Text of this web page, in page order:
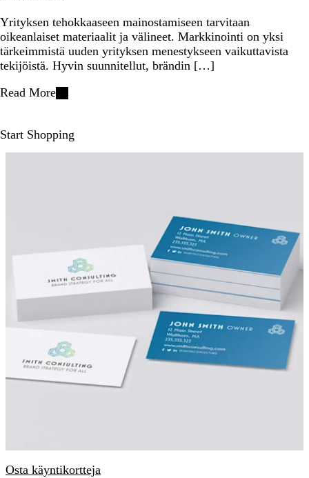
Yrityksen tehokkaaseen mainostamiseen tarvitaan
oikeanlaiset materiaalit ja välineet. Markkinointi on yksi
tärkeimmistä uuden yrityksen menestykseen vaikuttavista
tekijöistä. Hyvin suunnitellut, brändin […]
Read More
Start Shopping
Osta käyntikortteja